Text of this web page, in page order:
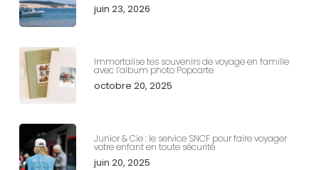
juin 23, 2026
Immortalise tes souvenirs de voyage en famille
avec l’album photo Popcarte
octobre 20, 2025
Junior & Cie : le service SNCF pour faire voyager
votre enfant en toute sécurité
juin 20, 2025